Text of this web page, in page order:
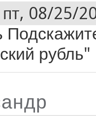
пт, 08/25/
рубль"